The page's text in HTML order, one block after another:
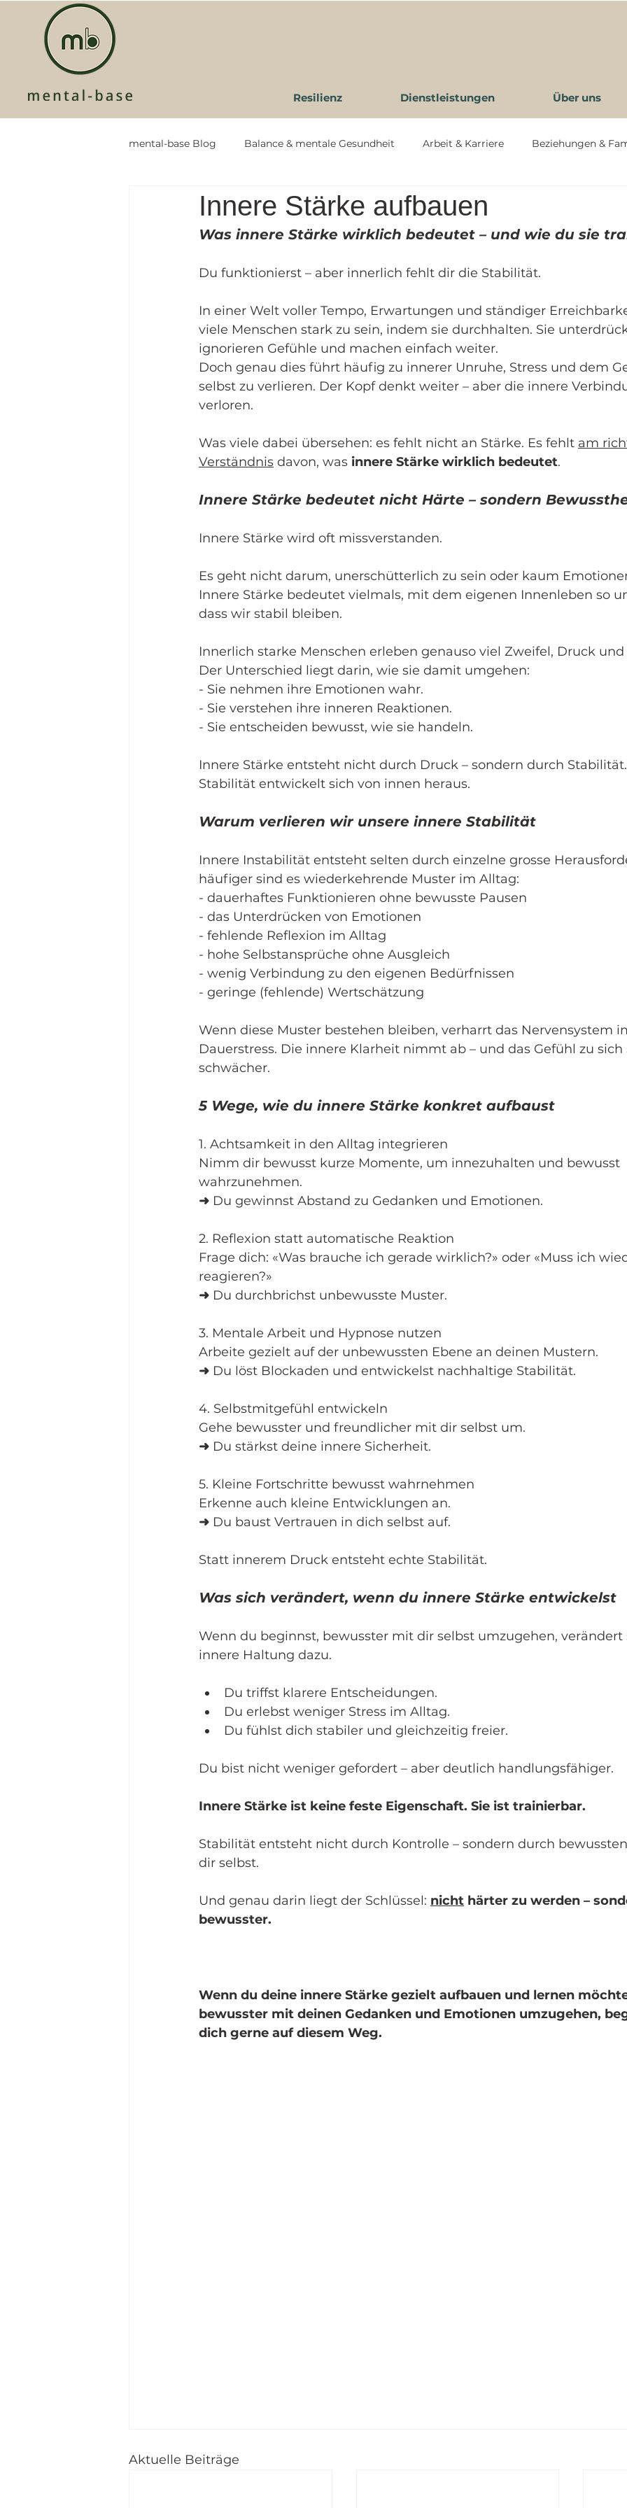
Resilienz Dienstleistungen Über uns
mental-base Blog Balance & mentale Gesundheit Arbeit & Karriere Beziehungen &
Gesellschaft Körperliche Gesundheit
Innere Stärke aufbauen
Was innere Stärke wirklich bedeutet – und wie du sie
Du funktionierst – aber innerlich fehlt dir die Stabilität.
In einer Welt voller Tempo, Erwartungen und ständiger
viele Menschen stark zu sein, indem sie durchhalten. Sie
ignorieren Gefühle und machen einfach weiter.
Doch genau dies führt häufig zu innerer Unruhe, Stress und dem
selbst zu verlieren. Der Kopf denkt weiter – aber die innere
verloren.
Was viele dabei übersehen: es fehlt nicht an Stärke. Es fehlt am
Verständnis davon, was innere Stärke wirklich bedeutet.
Innere Stärke bedeutet nicht Härte – sondern
Innere Stärke wird oft missverstanden.
Es geht nicht darum, unerschütterlich zu sein oder kaum
Innere Stärke bedeutet vielmals, mit dem eigenen Innenleben so
dass wir stabil bleiben.
Innerlich starke Menschen erleben genauso viel Zweifel, Druck
Der Unterschied liegt darin, wie sie damit umgehen:
- Sie nehmen ihre Emotionen wahr.
- Sie verstehen ihre inneren Reaktionen.
- Sie entscheiden bewusst, wie sie handeln.
Innere Stärke entsteht nicht durch Druck – sondern durch
Stabilität entwickelt sich von innen heraus.
Warum verlieren wir unsere innere Stabilität
Innere Instabilität entsteht selten durch einzelne grosse
häufiger sind es wiederkehrende Muster im Alltag:
- dauerhaftes Funktionieren ohne bewusste Pausen
- das Unterdrücken von Emotionen
- fehlende Reflexion im Alltag
- hohe Selbstansprüche ohne Ausgleich
- wenig Verbindung zu den eigenen Bedürfnissen
- geringe (fehlende) Wertschätzung
Wenn diese Muster bestehen bleiben, verharrt das Nervensystem
Dauerstress. Die innere Klarheit nimmt ab – und das Gefühl zu
schwächer.
5 Wege, wie du innere Stärke konkret aufbaust
1. Achtsamkeit in den Alltag integrieren
Nimm dir bewusst kurze Momente, um innezuhalten und bewusst
wahrzunehmen.
➜ Du gewinnst Abstand zu Gedanken und Emotionen.
2. Reflexion statt automatische Reaktion
Frage dich: «Was brauche ich gerade wirklich?» oder «Muss ich
reagieren?»
➜ Du durchbrichst unbewusste Muster.
3. Mentale Arbeit und Hypnose nutzen
Arbeite gezielt auf der unbewussten Ebene an deinen Mustern.
➜ Du löst Blockaden und entwickelst nachhaltige Stabilität.
4. Selbstmitgefühl entwickeln
Gehe bewusster und freundlicher mit dir selbst um.
➜ Du stärkst deine innere Sicherheit.
5. Kleine Fortschritte bewusst wahrnehmen
Erkenne auch kleine Entwicklungen an.
➜ Du baust Vertrauen in dich selbst auf.
Statt innerem Druck entsteht echte Stabilität.
Was sich verändert, wenn du innere Stärke entwickelst
Wenn du beginnst, bewusster mit dir selbst umzugehen,
innere Haltung dazu.
Du triffst klarere Entscheidungen.
Du erlebst weniger Stress im Alltag.
Du fühlst dich stabiler und gleichzeitig freier.
Du bist nicht weniger gefordert – aber deutlich handlungsfähiger.
Innere Stärke ist keine feste Eigenschaft. Sie ist trainierbar.
Stabilität entsteht nicht durch Kontrolle – sondern durch
dir selbst.
Und genau darin liegt der Schlüssel: nicht härter zu werden –
bewusster.
Wenn du deine innere Stärke gezielt aufbauen und lernen
bewusster mit deinen Gedanken und Emotionen umzugehen,
dich gerne auf diesem Weg.
Aktuelle Beiträge